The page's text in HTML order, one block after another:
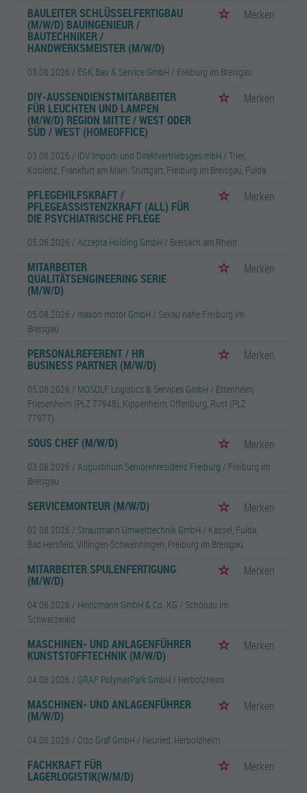
BAULEITER SCHLÜSSELFERTIGBAU
(M/W/D) BAUINGENIEUR /
BAUTECHNIKER /
HANDWERKSMEISTER (M/W/D)
Merken
03.08.2026 / EGK Bau & Service GmbH / Freiburg im Breisgau
DIY-AUSSENDIENSTMITARBEITER F
ÜR LEUCHTEN UND LAMPEN (
M/W/D) REGION MITTE / WEST ODER S
ÜD / WEST (HOMEOFFICE)
Merken
03.08.2026 / IDV Import- und Direktvertriebsges.mbH / Trier,
Koblenz, Frankfurt am Main, Stuttgart, Freiburg im Breisgau, Fulda
PFLEGEHILFSKRAFT /
PFLEGEASSISTENZKRAFT (ALL) FÜR
DIE PSYCHIATRISCHE PFLEGE
Merken
05.08.2026 / Aczepta Holding GmbH / Breisach am Rhein
MITARBEITER
QUALITÄTSENGINEERING SERIE
(M/W/D)
Merken
05.08.2026 / maxon motor GmbH / Sexau nahe Freiburg im
Breisgau
PERSONALREFERENT / HR
BUSINESS PARTNER (M/W/D)
Merken
05.08.2026 / MOSOLF Logistics & Services GmbH / Ettenheim,
Friesenheim (PLZ 77948), Kippenheim, Offenburg, Rust (PLZ
77977)
SOUS CHEF (M/W/D) Merken
03.08.2026 / Augustinum Seniorenresidenz Freiburg / Freiburg im
Breisgau
SERVICEMONTEUR (M/W/D) Merken
02.08.2026 / Strautmann Umwelttechnik GmbH / Kassel, Fulda,
Bad Hersfeld, Villingen-Schwenningen, Freiburg im Breisgau
MITARBEITER SPULENFERTIGUNG
(M/W/D)
Merken
04.08.2026 / Heinzmann GmbH & Co. KG / Schönau im
Schwarzwald
MASCHINEN- UND ANLAGENFÜHRER
KUNSTSTOFFTECHNIK (M/W/D)
Merken
04.08.2026 / GRAF PolymerPark GmbH / Herbolzheim
MASCHINEN- UND ANLAGENFÜHRER
(M/W/D)
Merken
04.08.2026 / Otto Graf GmbH / Neuried, Herbolzheim
FACHKRAFT FÜR
LAGERLOGISTIK(W/M/D)
Merken